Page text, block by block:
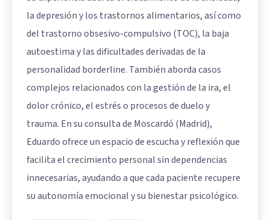
la depresión y los trastornos alimentarios, así como
del trastorno obsesivo-compulsivo (TOC), la baja
autoestima y las dificultades derivadas de la
personalidad borderline. También aborda casos
complejos relacionados con la gestión de la ira, el
dolor crónico, el estrés o procesos de duelo y
trauma. En su consulta de Moscardó (Madrid),
Eduardo ofrece un espacio de escucha y reflexión que
facilita el crecimiento personal sin dependencias
innecesarias, ayudando a que cada paciente recupere
su autonomía emocional y su bienestar psicológico.